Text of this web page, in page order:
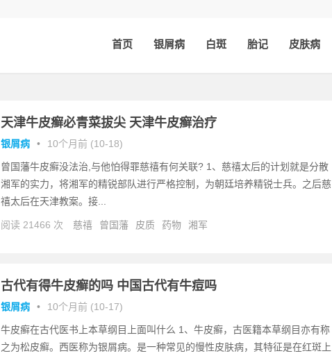
首页 银屑病 白斑 胎记 皮肤病
天津牛皮癣必青菜拔尖 天津牛皮癣治疗
银屑病 • 10个月前 (10-18)
曾国藩牛皮癣没法治,与他怕得罪慈禧有何关联? 1、慈禧太后的计划就是分散
湘军的实力，将湘军的精锐部队进行严格控制，为朝廷培养精锐士兵。之后慈
禧太后在天津教案。接...
阅读 21466 次 慈禧 曾国藩 皮质 药物 湘军
古代有得牛皮癣的吗 中国古代有牛痘吗
银屑病 • 10个月前 (10-17)
牛皮癣在古代医书上本草纲目上面叫什么 1、牛皮癣，古医籍本草纲目亦有称
之为松皮癣。西医称为银屑病。是一种常见的慢性皮肤病，其特征是在红斑上